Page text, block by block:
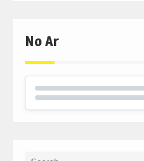
No Ar
Search